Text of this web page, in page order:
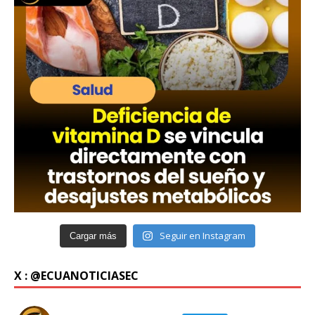
Cargar más Seguir en Instagram
X : @ECUANOTICIASEC